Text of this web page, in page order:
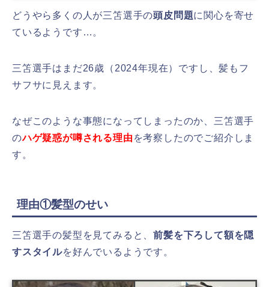
どうやら多くの人が三笘選手の頭皮問題に関心を寄せ
ているようです…。
三笘選手はまだ26歳（2024年現在）ですし、髪もフ
サフサに見えます。
なぜこのような事態になってしまったのか、三笘選手
のハゲ疑惑が噂される理由 を考察したのでご紹介しま
す。
理由①髪型のせい
三笘選手の髪型を見てみると、前髪を下ろして額を隠
すスタイルを好んでいるようです。